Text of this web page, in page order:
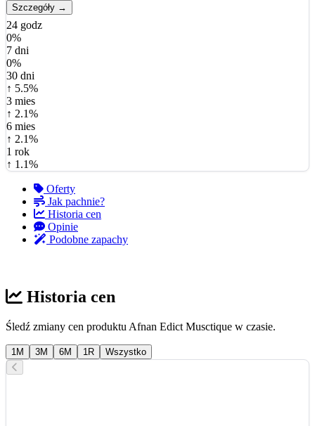
Szczegóły →
24 godz
0%
7 dni
0%
30 dni
↑ 5.5%
3 mies
↑ 2.1%
6 mies
↑ 2.1%
1 rok
↑ 1.1%
Oferty
Jak pachnie?
Historia cen
Opinie
Podobne zapachy
Historia cen
Śledź zmiany cen produktu Afnan Edict Musctique w czasie.
1M 3M 6M 1R Wszystko